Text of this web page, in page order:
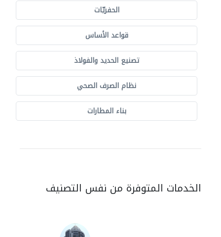
الحفريّات
قواعد الأساس
تصنيع الحديد والفولاذ
نظام الصرف الصحي
بناء المطارات
الخدمات المتوفرة من نفس التصنيف